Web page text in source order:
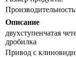
Производительность:
Описание
двухступенчатая
дробилка
Привод с